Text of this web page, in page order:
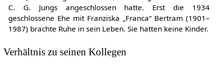
C. G. Jungs angeschlossen hatte. Erst die 1934
geschlossene Ehe mit Franziska „Franca“ Bertram (1901–
1987) brachte Ruhe in sein Leben. Sie hatten keine Kinder.
Verhältnis zu seinen Kollegen